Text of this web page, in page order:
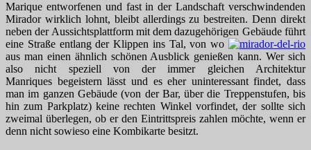
Marique entworfenen und fast in der Landschaft verschwindenden
Mirador wirklich lohnt, bleibt allerdings zu bestreiten. Denn direkt
neben der Aussichtsplattform mit dem dazugehörigen Gebäude führt
eine Straße entlang der Klippen ins Tal, von wo
aus man einen ähnlich schönen Ausblick genießen kann. Wer sich
also nicht speziell von der immer gleichen Architektur
Manriques begeistern lässt und es eher uninteressant findet, dass
man im ganzen Gebäude (von der Bar, über die Treppenstufen, bis
hin zum Parkplatz) keine rechten Winkel vorfindet, der sollte sich
zweimal überlegen, ob er den Eintrittspreis zahlen möchte, wenn er
denn nicht sowieso eine Kombikarte besitzt.